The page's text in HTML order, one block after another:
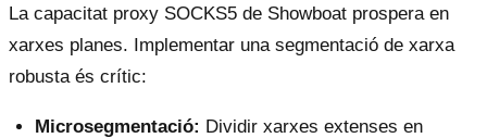
La capacitat proxy SOCKS5 de Showboat prospera en
xarxes planes. Implementar una segmentació de xarxa
robusta és crític:
Microsegmentació: Dividir xarxes extenses en